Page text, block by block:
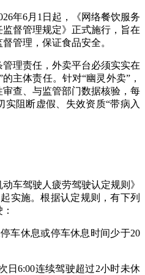
年6月1日起，《网络餐饮服务
督管理规定》正式施行，旨在
管理，保证食品安全。
管理责任，外卖平台必须实实在
主体责任。针对“幽灵外卖”，
查、与监管部门数据核验，每
阻断虚假、失效资质“带病入
车驾驶人疲劳驾驶认定规则》
实施。根据认定规则，有下列
车休息或停车休息时间少于20
日6:00连续驾驶超过2小时未休